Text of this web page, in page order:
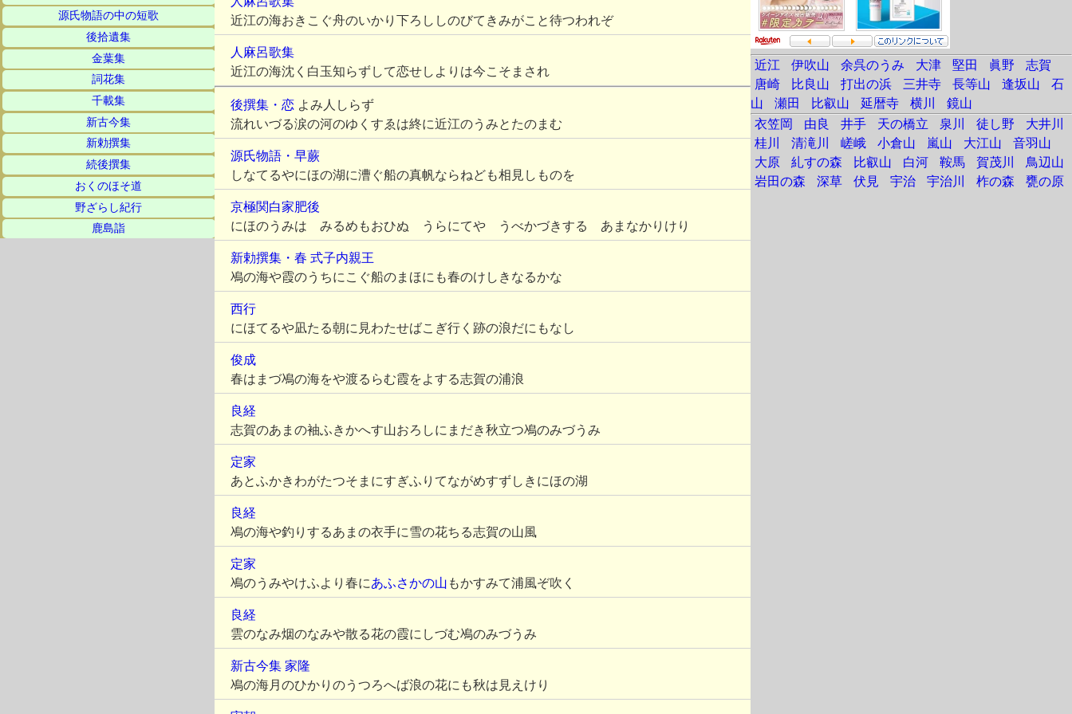
源氏物語の中の短歌
後拾遺集
金葉集
詞花集
千載集
新古今集
新勅撰集
続後撰集
おくのほそ道
野ざらし紀行
鹿島詣
近江の海おきこぐ舟のいかり下ろししのびてきみがこと待つわれぞ
人麻呂歌集
近江の海沈く白玉知らずして恋せしよりは今こそまされ
後撰集・恋よみ人しらず
流れいづる涙の河のゆくすゑは終に近江のうみとたのまむ
源氏物語・早蕨
しなてるやにほの湖に漕ぐ船の真帆ならねども相見しものを
京極関白家肥後
にほのうみは みるめもおひぬ うらにてや うべかづきする あまなかりけり
新勅撰集・春 式子内親王
鳰の海や霞のうちにこぐ船のまほにも春のけしきなるかな
西行
にほてるや凪たる朝に見わたせばこぎ行く跡の浪だにもなし
俊成
春はまづ鳰の海をや渡るらむ霞をよする志賀の浦浪
良経
志賀のあまの袖ふきかへす山おろしにまだき秋立つ鳰のみづうみ
定家
あとふかきわがたつそまにすぎふりてながめすずしきにほの湖
良経
鳰の海や釣りするあまの衣手に雪の花ちる志賀の山風
定家
鳰のうみやけふより春にあふさかの山 もかすみて浦風ぞ吹く
良経
雲のなみ烟のなみや散る花の霞にしづむ鳰のみづうみ
新古今集 家隆
鳰の海月のひかりのうつろへば浪の花にも秋は見えけり
近江 伊吹山 余呉のうみ 大津 堅田 眞野
志賀
唐崎
比良山 打出の浜 三井寺 長等山 逢坂山
石
山
瀬田 比叡山 延暦寺 横川
鏡山
衣笠岡
由良 井手 天の橋立 泉川 徒し野
大井川
桂川
清滝川 嵯峨 小倉山 嵐山 大江山
音羽山
大原
糺すの森 比叡山 白河 鞍馬 賀茂川
鳥辺山
岩田の森
深草 伏見 宇治 宇治川 柞の森 甕の原